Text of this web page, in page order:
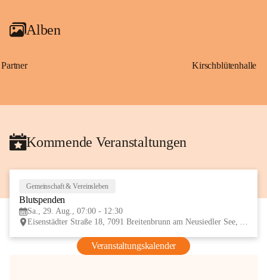
Alben
Partner Kirschblütenhalle
Kommende Veranstaltungen
Gemeinschaft & Vereinsleben
Blutspenden
Sa., 29. Aug., 07:00 - 12:30
Eisenstädter Straße 18, 7091 Breitenbrunn am Neusiedler See, AUT
Veranstaltungskalender